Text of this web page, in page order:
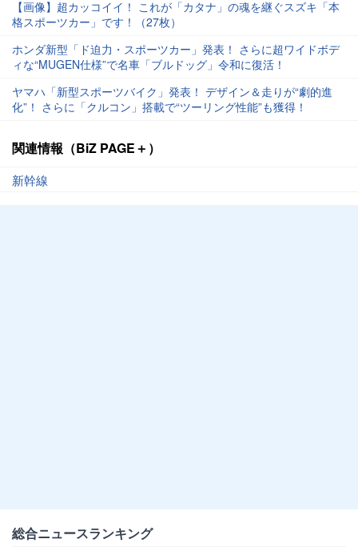
【画像】超カッコイイ！ これが「カタナ」の魂を継ぐスズキ「本
格スポーツカー」です！（27枚）
ホンダ新型「ド迫力・スポーツカー」発表！ さらに超ワイドボデ
ィな“MUGEN仕様”で名車「ブルドッグ」令和に復活！
ヤマハ「新型スポーツバイク」発表！ デザイン＆走りが“劇的進
化”！ さらに「クルコン」搭載で“ツーリング性能”も獲得！
関連情報（BiZ PAGE＋）
新幹線
総合ニュースランキング